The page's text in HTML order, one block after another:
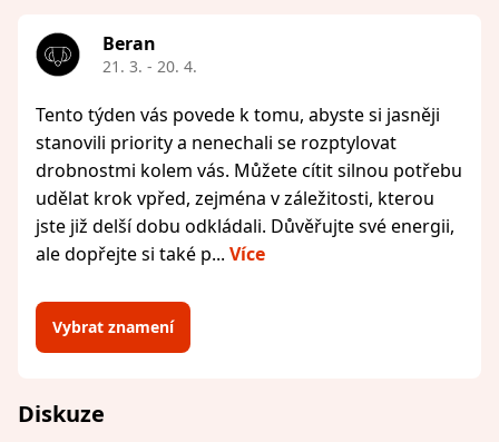
Beran
21. 3. - 20. 4.
Tento týden vás povede k tomu, abyste si jasněji
stanovili priority a nenechali se rozptylovat
drobnostmi kolem vás. Můžete cítit silnou potřebu
udělat krok vpřed, zejména v záležitosti, kterou
jste již delší dobu odkládali. Důvěřujte své energii,
ale dopřejte si také p... Více
Vybrat znamení
Diskuze